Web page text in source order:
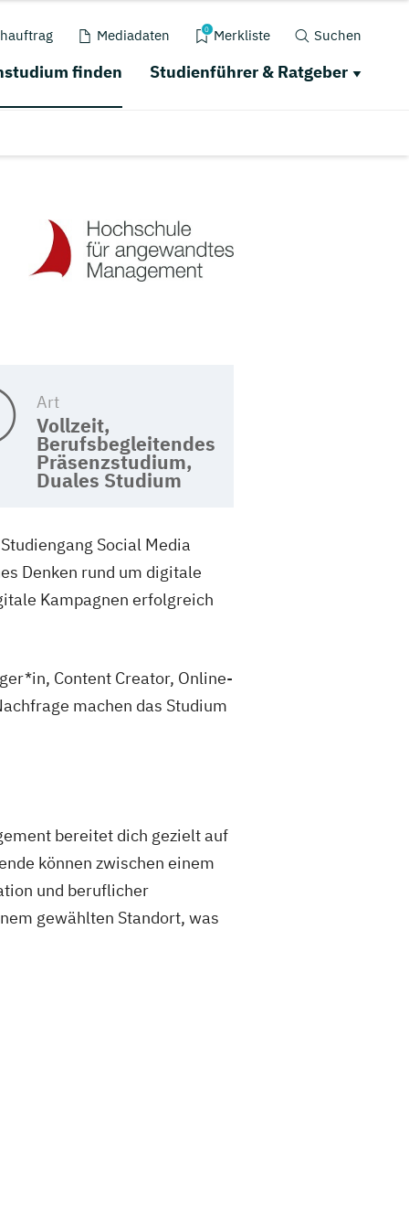
Mediadaten 0 Merkliste Suchen
finden Studienführer & Ratgeber
Art
Vollzeit,
Berufsbegleitendes
Präsenzstudium,
Duales Studium
Social Media
Denken rund um digitale
Kampagnen erfolgreich
Content Creator, Online-
machen das Studium
bereitet dich gezielt auf
können zwischen einem
und beruflicher
gewählten Standort, was